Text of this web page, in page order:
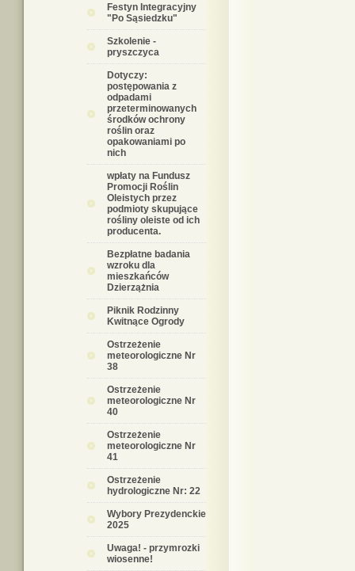
Festyn Integracyjny
"Po Sąsiedzku"
Szkolenie -
pryszczyca
Dotyczy:
postępowania z
odpadami
przeterminowanych
środków ochrony
roślin oraz
opakowaniami po
nich
wpłaty na Fundusz
Promocji Roślin
Oleistych przez
podmioty skupujące
rośliny oleiste od ich
producenta.
Bezpłatne badania
wzroku dla
mieszkańców
Dzierzążnia
Piknik Rodzinny
Kwitnące Ogrody
Ostrzeżenie
meteorologiczne Nr
38
Ostrzeżenie
meteorologiczne Nr
40
Ostrzeżenie
meteorologiczne Nr
41
Ostrzeżenie
hydrologiczne Nr: 22
Wybory Prezydenckie
2025
Uwaga! - przymrozki
wiosenne!